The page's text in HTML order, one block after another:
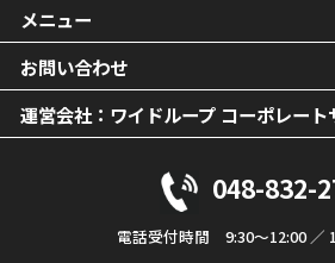
メニュー
お問い合わせ
運営会社：ワイドループ コーポレート
048-832-
電話受付時間 9:30～12:00 ／